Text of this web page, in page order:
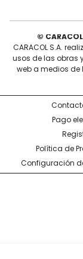
©
CARACOL S.A.
usos de las obras
web a medios de
Pago
Política de
Configuración